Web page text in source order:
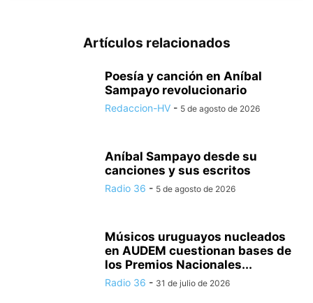
Artículos relacionados
Poesía y canción en Aníbal
Sampayo revolucionario
Redaccion-HV - 5 de agosto de 2026
Aníbal Sampayo desde su
canciones y sus escritos
Radio 36 - 5 de agosto de 2026
Músicos uruguayos nucleados
en AUDEM cuestionan bases de
los Premios Nacionales...
Radio 36 - 31 de julio de 2026